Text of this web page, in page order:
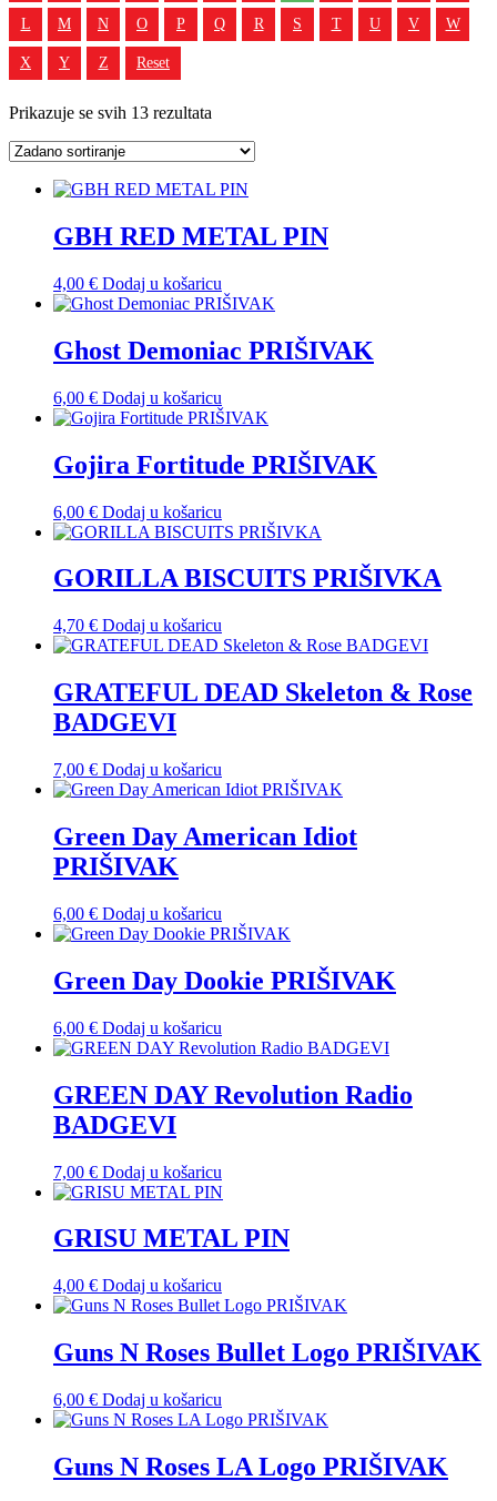
L M N O P Q R S T U V W
X Y Z Reset
Prikazuje se svih 13 rezultata
GBH RED METAL PIN
4,00 € Dodaj u košaricu
Ghost Demoniac PRIŠIVAK
6,00 € Dodaj u košaricu
Gojira Fortitude PRIŠIVAK
6,00 € Dodaj u košaricu
GORILLA BISCUITS PRIŠIVKA
4,70 € Dodaj u košaricu
GRATEFUL DEAD Skeleton & Rose
BADGEVI
7,00 € Dodaj u košaricu
Green Day American Idiot
PRIŠIVAK
6,00 € Dodaj u košaricu
Green Day Dookie PRIŠIVAK
6,00 € Dodaj u košaricu
GREEN DAY Revolution Radio
BADGEVI
7,00 € Dodaj u košaricu
GRISU METAL PIN
4,00 € Dodaj u košaricu
Guns N Roses Bullet Logo PRIŠIVAK
6,00 € Dodaj u košaricu
Guns N Roses LA Logo PRIŠIVAK